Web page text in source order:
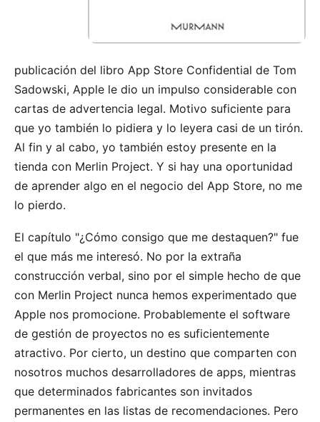
publicación del libro App Store Confidential de Tom
Sadowski, Apple le dio un impulso considerable con
cartas de advertencia legal. Motivo suficiente para
que yo también lo pidiera y lo leyera casi de un tirón.
Al fin y al cabo, yo también estoy presente en la
tienda con Merlin Project. Y si hay una oportunidad
de aprender algo en el negocio del App Store, no me
lo pierdo.
El capítulo "¿Cómo consigo que me destaquen?" fue
el que más me interesó. No por la extraña
construcción verbal, sino por el simple hecho de que
con Merlin Project nunca hemos experimentado que
Apple nos promocione. Probablemente el software
de gestión de proyectos no es suficientemente
atractivo. Por cierto, un destino que comparten con
nosotros muchos desarrolladores de apps, mientras
que determinados fabricantes son invitados
permanentes en las listas de recomendaciones. Pero